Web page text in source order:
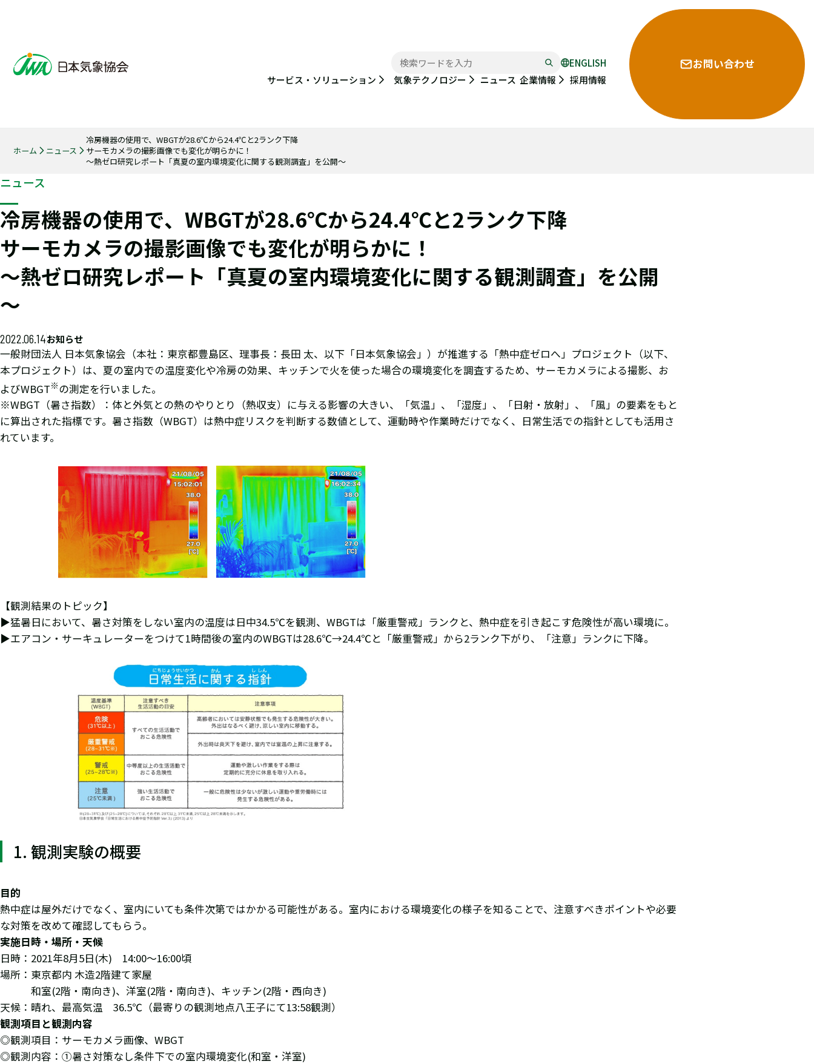
ENGLISH
サービス・ソリューション
気象テクノロジー ニュース 企業情報 採用情報
お問い合わせ
ホーム ニュース
冷房機器の使用で、WBGTが28.6℃から24.4℃と2ランク下降
サーモカメラの撮影画像でも変化が明らかに！
～熱ゼロ研究レポート「真夏の室内環境変化に関する観測調査」を公開～
ニュース
冷房機器の使用で、WBGTが28.6℃から24.4℃と2ランク下降
サーモカメラの撮影画像でも変化が明らかに！
～熱ゼロ研究レポート「真夏の室内環境変化に関する観測調査」を公開
～
2022.06.14お知らせ
一般財団法人 日本気象協会（本社：東京都豊島区、理事長：長田 太、以下「日本気象協会」）が推進する「熱中症ゼロへ」プロジェクト（以下、
本プロジェクト）は、夏の室内での温度変化や冷房の効果、キッチンで火を使った場合の環境変化を調査するため、サーモカメラによる撮影、お
よびWBGT※の測定を行いました。
※WBGT（暑さ指数）：体と外気との熱のやりとり（熱収支）に与える影響の大きい、「気温」、「湿度」、「日射・放射」、「風」の要素をもと
に算出された指標です。暑さ指数（WBGT）は熱中症リスクを判断する数値として、運動時や作業時だけでなく、日常生活での指針としても活用さ
れています。
【観測結果のトピック】
▶猛暑日において、暑さ対策をしない室内の温度は日中34.5℃を観測、WBGTは「厳重警戒」ランクと、熱中症を引き起こす危険性が高い環境に。
▶エアコン・サーキュレーターをつけて1時間後の室内のWBGTは28.6℃→24.4℃と「厳重警戒」から2ランク下がり、「注意」ランクに下降。
1. 観測実験の概要
目的
熱中症は屋外だけでなく、室内にいても条件次第ではかかる可能性がある。室内における環境変化の様子を知ることで、注意すべきポイントや必要
な対策を改めて確認してもらう。
実施日時・場所・天候
日時：2021年8月5日(木) 14:00～16:00頃
場所：東京都内 木造2階建て家屋
和室(2階・南向き)、洋室(2階・南向き)、キッチン(2階・西向き)
天候：晴れ、最高気温 36.5℃（最寄りの観測地点八王子にて13:58観測）
観測項目と観測内容
◎観測項目：サーモカメラ画像、WBGT
◎観測内容：①暑さ対策なし条件下での室内環境変化(和室・洋室)